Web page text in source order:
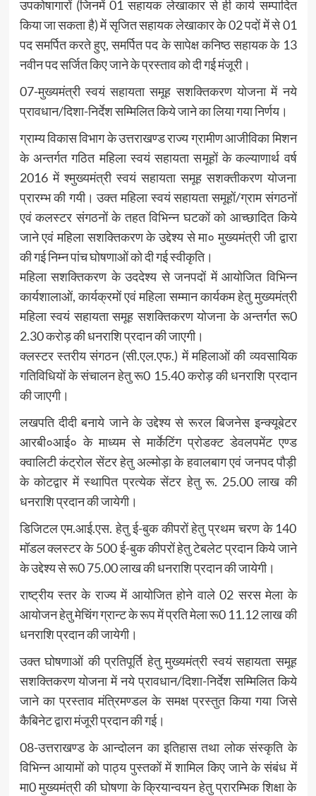
उपकोषागारों (जिनमें 01 सहायक लेखाकार से ही कार्य सम्पादित
किया जा सकता है) में सृजित सहायक लेखाकार के 02 पदों में से 01
पद समर्पित करते हुए, समर्पित पद के सापेक्ष कनिष्ठ सहायक के 13
नवीन पद सर्जित किए जाने के प्रस्ताव को दी गई मंजूरी।
07-मुख्यमंत्री स्वयं सहायता समूह सशक्तिकरण योजना में नये
प्रावधान/दिशा-निर्देश सम्मिलित किये जाने का लिया गया निर्णय।
ग्राम्य विकास विभाग के उत्तराखण्ड राज्य ग्रामीण आजीविका मिशन
के अन्तर्गत गठित महिला स्वयं सहायता समूहों के कल्याणार्थ वर्ष
2016 में श्मुख्यमंत्री स्वयं सहायता समूह सशक्तीकरण योजना
प्रारम्भ की गयी। उक्त महिला स्वयं सहायता समूहों/ग्राम संगठनों
एवं कलस्टर संगठनों के तहत विभिन्न घटकों को आच्छादित किये
जाने एवं महिला सशक्तिकरण के उद्देश्य से मा० मुख्यमंत्री जी द्वारा
की गई निम्न पांच घोषणाओं को दी गई स्वीकृति।
महिला सशक्तिकरण के उददेश्य से जनपदों में आयोजित विभिन्न
कार्यशालाओं, कार्यक्रमों एवं महिला सम्मान कार्यकम हेतु मुख्यमंत्री
महिला स्वयं सहायता समूह सशक्तिकरण योजना के अन्तर्गत रू0
2.30 करोड़ की धनराशि प्रदान की जाएगी।
क्लस्टर स्तरीय संगठन (सी.एल.एफ.) में महिलाओं की व्यवसायिक
गतिविधियों के संचालन हेतु रू0 15.40 करोड़ की धनराशि प्रदान
की जाएगी।
लखपति दीदी बनाये जाने के उद्देश्य से रूरल बिजनेस इन्क्यूबेटर
आरबी०आई० के माध्यम से मार्केटिंग प्रोडक्ट डेवलपमेंट एण्ड
क्वालिटी कंट्रोल सेंटर हेतु अल्मोड़ा के हवालबाग एवं जनपद पौड़ी
के कोटद्वार में स्थापित प्रत्येक सेंटर हेतु रू. 25.00 लाख की
धनराशि प्रदान की जायेगी।
डिजिटल एम.आई.एस. हेतु ई-बुक कीपरों हेतु प्रथम चरण के 140
मॉडल क्लस्टर के 500 ई-बुक कीपरों हेतु टेबलेट प्रदान किये जाने
के उद्देश्य से रू0 75.00 लाख की धनराशि प्रदान की जायेगी।
राष्ट्रीय स्तर के राज्य में आयोजित होने वाले 02 सरस मेला के
आयोजन हेतु मेचिंग ग्रान्ट के रूप में प्रति मेला रू0 11.12 लाख की
धनराशि प्रदान की जायेगी।
उक्त घोषणाओं की प्रतिपूर्ति हेतु मुख्यमंत्री स्वयं सहायता समूह
सशक्तिकरण योजना में नये प्रावधान/दिशा-निर्देश सम्मिलित किये
जाने का प्रस्ताव मंत्रिमण्डल के समक्ष प्रस्तुत किया गया जिसे
कैबिनेट द्वारा मंजूरी प्रदान की गई।
08-उत्तराखण्ड के आन्दोलन का इतिहास तथा लोक संस्कृति के
विभिन्न आयामों को पाठ्य पुस्तकों में शामिल किए जाने के संबंध में
मा0 मुख्यमंत्री की घोषणा के क्रियान्वयन हेतु प्रारम्भिक शिक्षा के